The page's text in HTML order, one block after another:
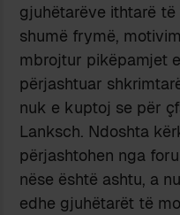
gjuhëtarëve ithtarë
shumë frymë,
mbrojtur pikëpamjet
përjashtuar
nuk e kuptoj se për
Lanksch. Ndoshta
përjashtohen nga
nëse është ashtu, a
edhe gjuhëtarët të